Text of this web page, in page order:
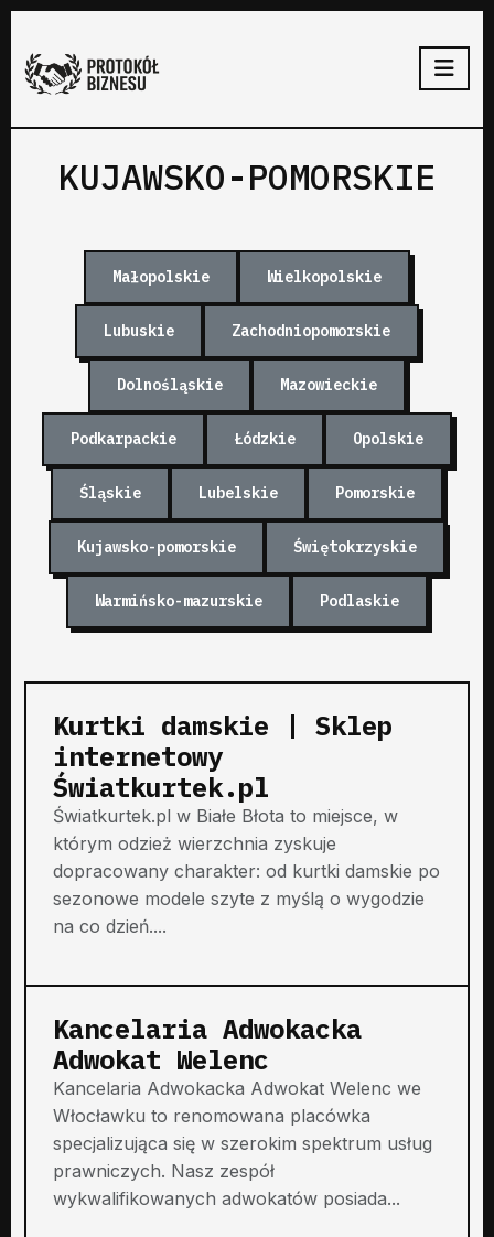
KUJAWSKO-POMORSKIE
Małopolskie Wielkopolskie
Lubuskie Zachodniopomorskie
Dolnośląskie Mazowieckie
Podkarpackie Łódzkie Opolskie
Śląskie Lubelskie Pomorskie
Kujawsko-pomorskie Świętokrzyskie
Warmińsko-mazurskie Podlaskie
Kurtki damskie | Sklep
internetowy
Światkurtek.pl
Światkurtek.pl w Białe Błota to miejsce, w
którym odzież wierzchnia zyskuje
dopracowany charakter: od kurtki damskie po
sezonowe modele szyte z myślą o wygodzie
na co dzień....
Kancelaria Adwokacka
Adwokat Welenc
Kancelaria Adwokacka Adwokat Welenc we
Włocławku to renomowana placówka
specjalizująca się w szerokim spektrum usług
prawniczych. Nasz zespół
wykwalifikowanych adwokatów posiada...